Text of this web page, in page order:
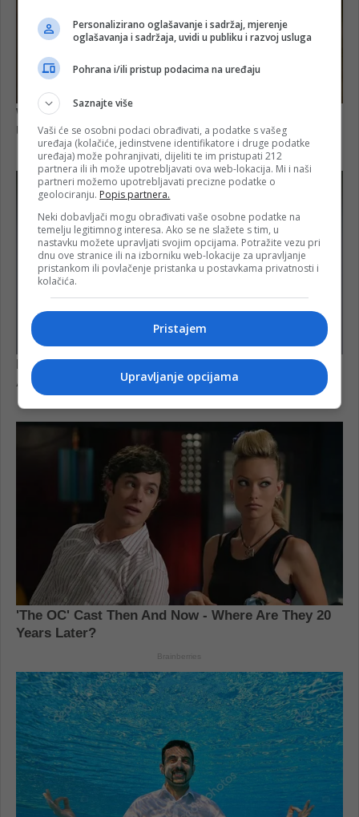
Personalizirano oglašavanje i sadržaj, mjerenje
oglašavanja i sadržaja, uvidi u publiku i razvoj usluga
Pohrana i/ili pristup podacima na uređaju
Saznajte više
Vaši će se osobni podaci obrađivati, a podatke s vašeg
uređaja (kolačiće, jedinstvene identifikatore i druge podatke
uređaja) može pohranjivati, dijeliti te im pristupati 212
partnera ili ih može upotrebljavati ova web-lokacija. Mi i naši
partneri možemo upotrebljavati precizne podatke o
geolociranju. Popis partnera.
Neki dobavljači mogu obrađivati vaše osobne podatke na
temelju legitimnog interesa. Ako se ne slažete s tim, u
nastavku možete upravljati svojim opcijama. Potražite vezu pri
dnu ove stranice ili na izborniku web-lokacije za upravljanje
pristankom ili povlačenje pristanka u postavkama privatnosti i
kolačića.
Pristajem
Upravljanje opcijama